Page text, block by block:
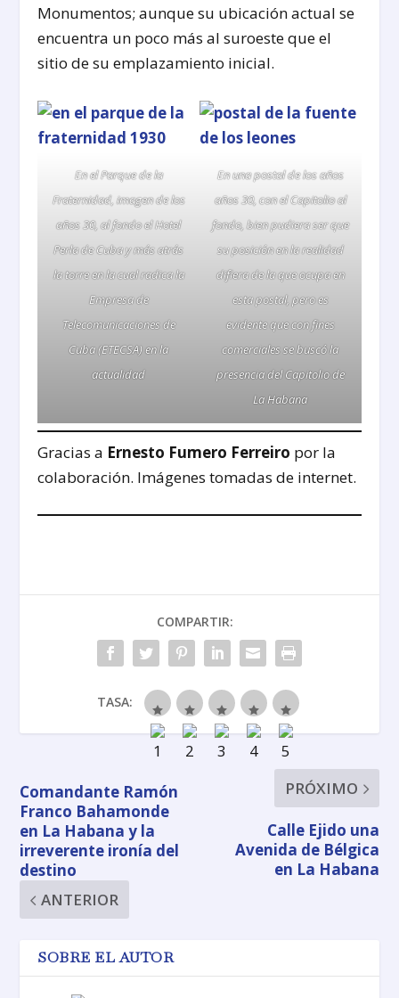
Monumentos; aunque su ubicación actual se
encuentra un poco más al suroeste que el
sitio de su emplazamiento inicial.
En el Parque de la
Fraternidad, imagen de los
años 30, al fondo el Hotel
Perla de Cuba y más atrás
la torre en la cual radica la
Empresa de
Telecomunicaciones de
Cuba (ETECSA) en la
actualidad
En una postal de los años
años 30, con el Capitolio al
fondo, bien pudiera ser que
su posición en la realidad
difiera de la que ocupa en
esta postal, pero es
evidente que con fines
comerciales se buscó la
presencia del Capitolio de
La Habana
Gracias a Ernesto Fumero Ferreiro por la
colaboración. Imágenes tomadas de internet.
COMPARTIR:
TASA:
Comandante Ramón
Franco Bahamonde
en La Habana y la
irreverente ironía del
destino
ANTERIOR
PRÓXIMO
Calle Ejido una
Avenida de Bélgica
en La Habana
SOBRE EL AUTOR